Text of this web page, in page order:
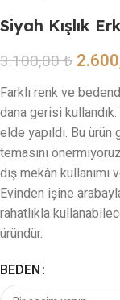
Siyah Kışlık
3.100,00₺
Farklı renk ve
dana gerisi
elde yapıldı. Bu
temasını
dış mekân
Evinden işine
rahatlıkla
üründür.
BEDEN